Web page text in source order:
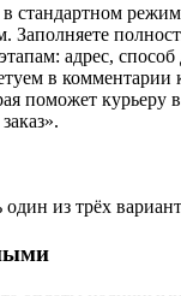
стандартном
Заполняете
адрес,
в комментарии
поможет курьеру
из трёх